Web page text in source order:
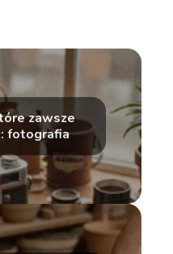
zawsze
fotografia